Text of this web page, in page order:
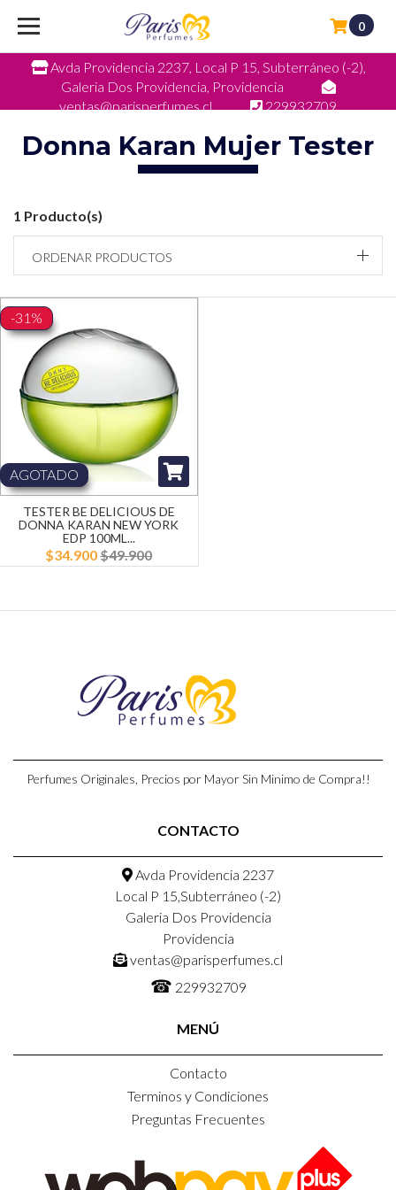
Avda Providencia 2237, Local P 15, Subterráneo (-2),
Galeria Dos Providencia, Providencia
ventas@parisperfumes.cl
229932709
0
Donna Karan Mujer Tester
1 Producto(s)
ORDENAR PRODUCTOS
-31%
AGOTADO
TESTER BE DELICIOUS DE
DONNA KARAN NEW YORK
EDP 100ML...
$34.900$49.900
Perfumes Originales, Precios por Mayor Sin Minimo de Compra!!
CONTACTO
Avda Providencia 2237
Local P 15,Subterráneo (-2)
Galeria Dos Providencia
Providencia
ventas@parisperfumes.cl
☎ 229932709
MENÚ
Contacto
Terminos y Condiciones
Preguntas Frecuentes